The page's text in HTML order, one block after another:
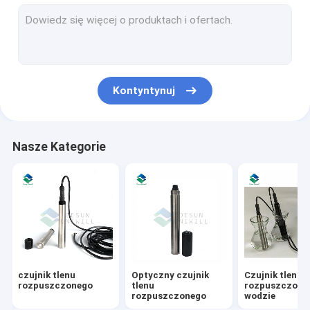
Czujnik oleju w wodzie
Czujnik zawiesiny ciał stałych
Niebiesko-zielony czujnik alg
Czujnik potencjału redukcji utleniania
Czujnik azotanu wody
Kontyntynuj
Nasze Kategorie
czujnik tlenu
rozpuszczonego
Optyczny czujnik
tlenu
rozpuszczonego
Czujnik tlenu
wodzie